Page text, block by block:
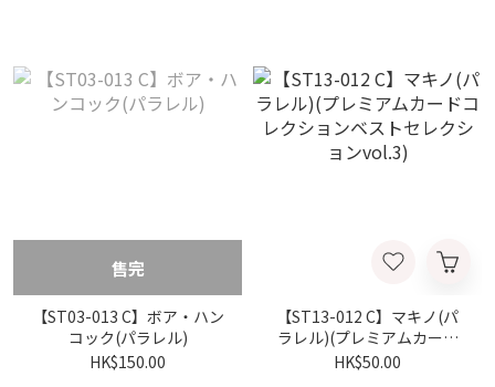
售完
【ST03-013 C】ボア・ハン
コック(パラレル)
HK$150.00
【ST13-012 C】マキノ(パ
ラレル)(プレミアムカード
コレクションベストセレク
HK$50.00